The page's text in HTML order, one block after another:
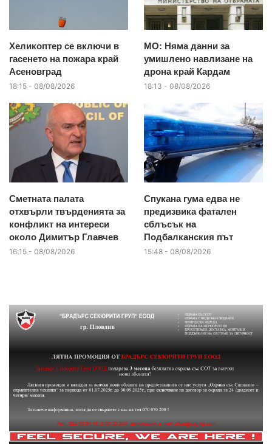
Хеликоптер се включи в
гасенето на пожара край
Асеновград
18:15 - 08/08/2026
МО: Няма данни за
умишлено навлизане на
дрона край Кардам
18:13 - 08/08/2026
Сметната палата
отхвърли твърденията за
конфликт на интереси
около Димитър Главчев
16:15 - 08/08/2026
Спукана гума едва не
предизвика фатален
сблъсък на
Подбалканския път
15:48 - 08/08/2026